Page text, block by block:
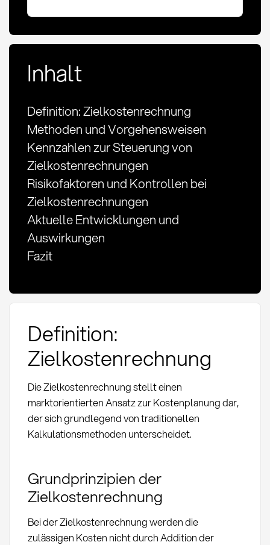
Inhalt
Definition: Zielkostenrechnung
Methoden und Vorgehensweisen
Kennzahlen zur Steuerung von
Zielkostenrechnungen
Risikofaktoren und Kontrollen bei
Zielkostenrechnungen
Aktuelle Entwicklungen und
Auswirkungen
Fazit
Definition:
Zielkostenrechnung
Die Zielkostenrechnung stellt einen
marktorientierten Ansatz zur Kostenplanung dar,
der sich grundlegend von traditionellen
Kalkulationsmethoden unterscheidet.
Grundprinzipien der
Zielkostenrechnung
Bei der Zielkostenrechnung werden die
zulässigen Kosten nicht durch Addition der